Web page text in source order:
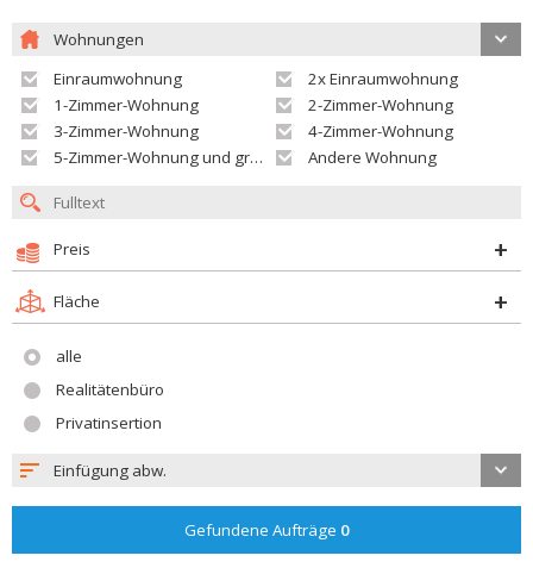
Wohnungen
Einraumwohnung
2x Einraumwohnung
1-Zimmer-Wohnung
2-Zimmer-Wohnung
3-Zimmer-Wohnung
4-Zimmer-Wohnung
5-Zimmer-Wohnung und größer
Andere Wohnung
Preis
Fläche
alle
Realitätenbüro
Privatinsertion
Einfügung abw.
Gefundene Aufträge 0